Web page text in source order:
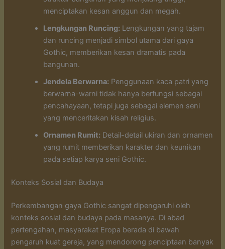
menciptakan kesan anggun dan megah.
Lengkungan Runcing: Lengkungan yang tajam
dan runcing menjadi simbol utama dari gaya
Gothic, memberikan kesan dramatis pada
bangunan.
Jendela Berwarna: Penggunaan kaca patri yang
berwarna-warni tidak hanya berfungsi sebagai
pencahayaan, tetapi juga sebagai elemen seni
yang menceritakan kisah religius.
Ornamen Rumit: Detail-detail ukiran dan ornamen
yang rumit memberikan karakter dan keunikan
pada setiap karya seni Gothic.
Konteks Sosial dan Budaya
Perkembangan gaya Gothic sangat dipengaruhi oleh
konteks sosial dan budaya pada masanya. Di abad
pertengahan, masyarakat Eropa berada di bawah
pengaruh kuat gereja, yang mendorong penciptaan banyak